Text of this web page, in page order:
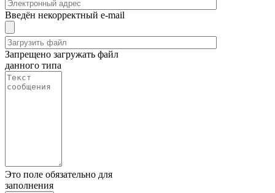
Введён некорректный e-mail
Запрещено загружать файл
данного типа
Это поле обязательно для
заполнения